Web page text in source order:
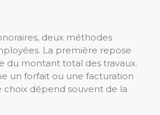
deux méthodes
La première repose
du montant total des travaux.
un forfait ou une facturation
choix dépend souvent de la